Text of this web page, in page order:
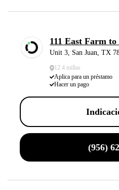
111 East Farm
Unit 3, San Juan, TX
12.4 millas
Aplica para un préstamo
Hacer un pago
(956)